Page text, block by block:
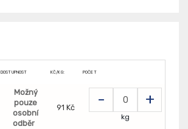
DOSTUPNOST KČ/KG: POČET
Možný
pouze
osobní
odběr
91 Kč - +
kg